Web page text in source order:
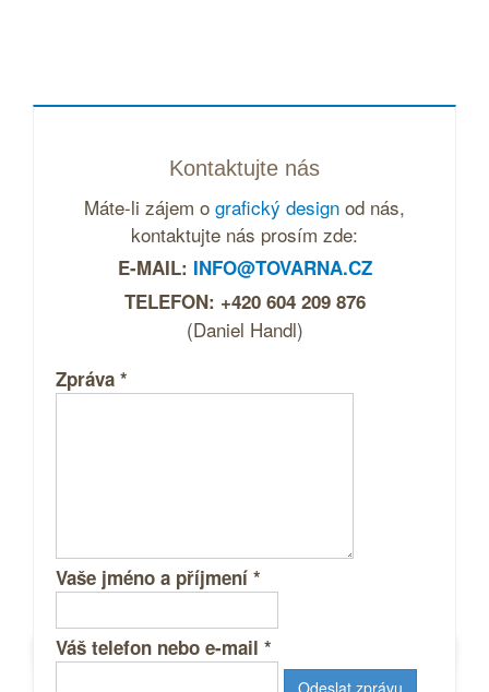
Kontaktujte nás
Máte-li zájem o grafický design od nás,
kontaktujte nás prosím zde:
E-MAIL: INFO@TOVARNA.CZ
TELEFON: +420 604 209 876
(Daniel Handl)
Zpráva *
Vaše jméno a příjmení *
Váš telefon nebo e-mail *